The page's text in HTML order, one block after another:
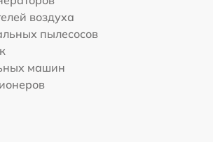
воздуха
пылесосов
машин